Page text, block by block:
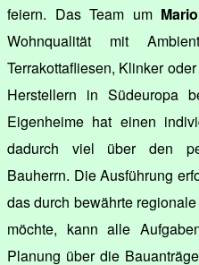
feiern. Das Team um
Wohnqualität mit
Terrakottafliesen, Klinker
Herstellern in Südeuropa
Eigenheime hat einen
dadurch viel über den
Bauherrn. Die Ausführung
das durch bewährte
möchte, kann alle
Planung über die